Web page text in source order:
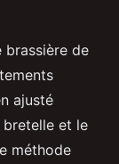
brassière de
ajusté
et le
méthode